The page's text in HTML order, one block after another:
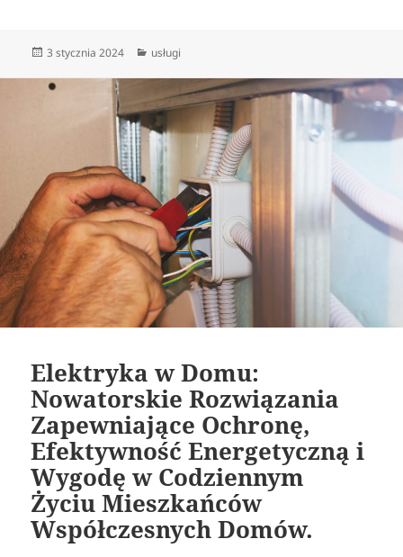
Data
3 stycznia 2024 Kategorie
usługi
Elektryka w Domu:
Nowatorskie Rozwiązania
Zapewniające Ochronę,
Efektywność Energetyczną i
Wygodę w Codziennym
Życiu Mieszkańców
Współczesnych Domów.